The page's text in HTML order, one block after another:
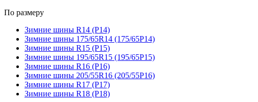
По размеру
Зимние шины R14 (Р14)
Зимние шины 175/65R14 (175/65Р14)
Зимние шины R15 (Р15)
Зимние шины 195/65R15 (195/65Р15)
Зимние шины R16 (Р16)
Зимние шины 205/55R16 (205/55Р16)
Зимние шины R17 (Р17)
Зимние шины R18 (Р18)